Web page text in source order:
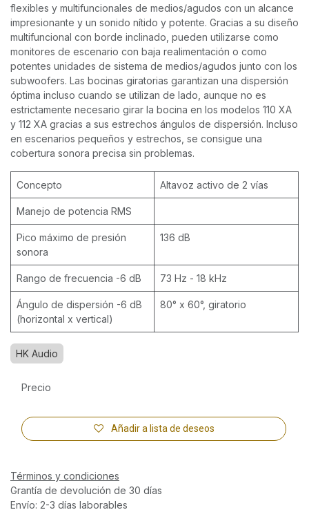
flexibles y multifuncionales de medios/agudos con un alcance
impresionante y un sonido nítido y potente. Gracias a su diseño
multifuncional con borde inclinado, pueden utilizarse como
monitores de escenario con baja realimentación o como
potentes unidades de sistema de medios/agudos junto con los
subwoofers. Las bocinas giratorias garantizan una dispersión
óptima incluso cuando se utilizan de lado, aunque no es
estrictamente necesario girar la bocina en los modelos 110 XA
y 112 XA gracias a sus estrechos ángulos de dispersión. Incluso
en escenarios pequeños y estrechos, se consigue una
cobertura sonora precisa sin problemas.
Concepto Altavoz activo de 2 vías
Manejo de potencia RMS
Pico máximo de presión
sonora
136 dB
Rango de frecuencia -6 dB 73 Hz - 18 kHz
Ángulo de dispersión -6 dB
(horizontal x vertical)
80° x 60°, giratorio
HK Audio
Añadir a lista de deseos
Precio
Términos y condiciones
Grantía de devolución de 30 días
Envío: 2-3 días laborables